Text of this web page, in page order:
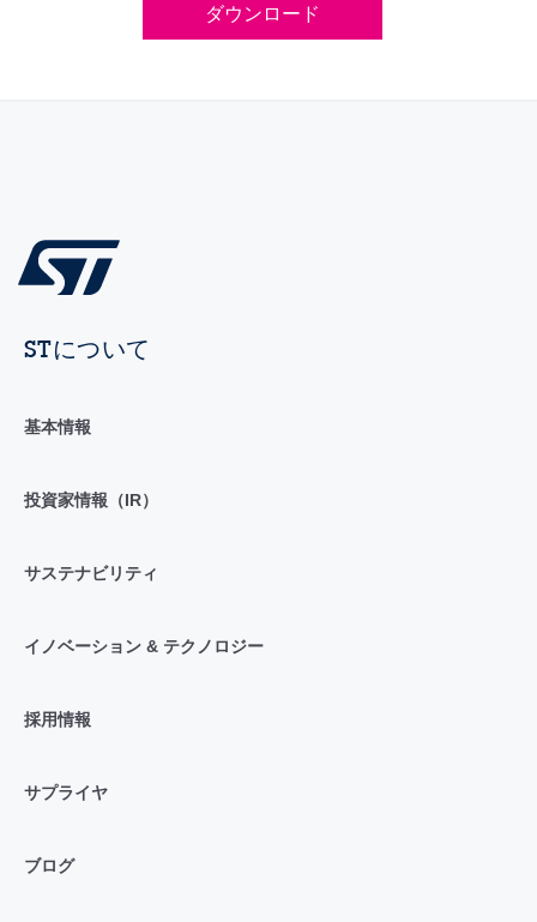
ダウンロード
STについて
基本情報
投資家情報（IR）
サステナビリティ
イノベーション & テクノロジー
採用情報
サプライヤ
ブログ